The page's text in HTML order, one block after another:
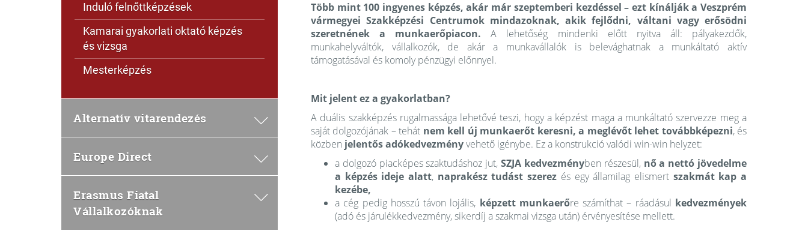
Induló felnőttképzések
Kamarai gyakorlati oktató képzés
és vizsga
Mesterképzés
Alternatív vitarendezés
Europe Direct
Erasmus Fiatal
Vállalkozóknak
Több mint 100 ingyenes képzés, akár már szeptemberi kezdéssel – ezt kínálják a Veszprém
vármegyei Szakképzési Centrumok mindazoknak, akik fejlődni, váltani vagy erősödni
szeretnének a munkaerőpiacon. A lehetőség mindenki előtt nyitva áll: pályakezdők,
munkahelyváltók, vállalkozók, de akár a munkavállalók is belevághatnak a munkáltató aktív
támogatásával és komoly pénzügyi előnnyel.
Mit jelent ez a gyakorlatban?
A duális szakképzés rugalmassága lehetővé teszi, hogy a képzést maga a munkáltató szervezze meg a
saját dolgozójának – tehát nem kell új munkaerőt keresni, a meglévőt lehet továbbképezni, és
közben jelentős adókedvezményvehető igénybe. Ez a konstrukció valódi win-win helyzet:
a dolgozó piacképes szaktudáshoz jut,SZJA kedvezményben részesül, nő a nettó jövedelme
a képzés ideje alatt, naprakész tudást szerez és egy államilag elismert szakmát kap a
kezébe,
a cég pedig hosszú távon lojális, képzett munkaerőre számíthat – ráadásul kedvezmények
(adó és járulékkedvezmény, sikerdíj a szakmai vizsga után) érvényesítése mellett.